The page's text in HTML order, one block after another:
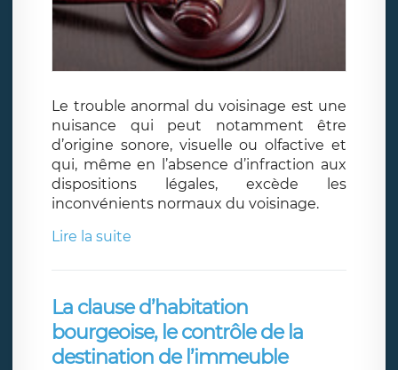
Le trouble anormal du voisinage est une
nuisance qui peut notamment être
d’origine sonore, visuelle ou olfactive et
qui, même en l’absence d’infraction aux
dispositions légales, excède les
inconvénients normaux du voisinage.
Lire la suite
La clause d’habitation
bourgeoise, le contrôle de la
destination de l’immeuble